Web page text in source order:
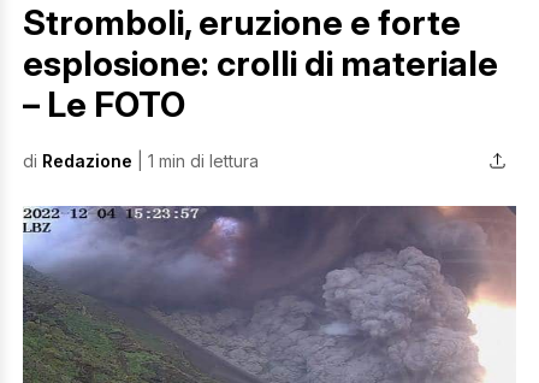
Stromboli, eruzione e forte
esplosione: crolli di materiale
– Le FOTO
di Redazione | 1 min di lettura